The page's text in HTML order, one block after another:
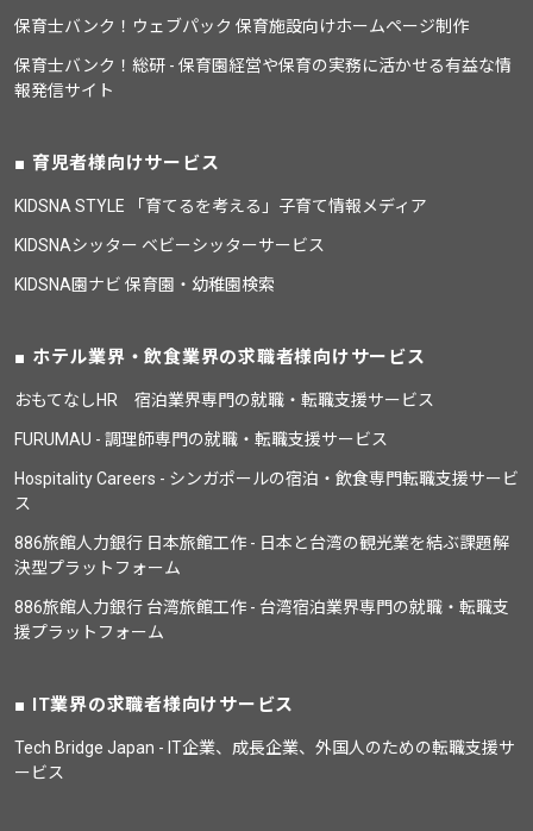
保育士バンク！ウェブパック 保育施設向けホームページ制作
保育士バンク！総研 - 保育園経営や保育の実務に活かせる有益な情
報発信サイト
育児者様向けサービス
KIDSNA STYLE 「育てるを考える」子育て情報メディア
KIDSNAシッター ベビーシッターサービス
KIDSNA園ナビ 保育園・幼稚園検索
ホテル業界・飲食業界の求職者様向けサービス
おもてなしHR 宿泊業界専門の就職・転職支援サービス
FURUMAU - 調理師専門の就職・転職支援サービス
Hospitality Careers - シンガポールの宿泊・飲食専門転職支援サービ
ス
886旅館人力銀行 日本旅館工作 - 日本と台湾の観光業を結ぶ課題解
決型プラットフォーム
886旅館人力銀行 台湾旅館工作 - 台湾宿泊業界専門の就職・転職支
援プラットフォーム
IT業界の求職者様向けサービス
Tech Bridge Japan - IT企業、成長企業、外国人のための転職支援サ
ービス